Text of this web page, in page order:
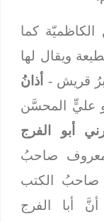
كما
ويقال لها
قريش -أذانُ
عليٍّ المحسَّن
أبو الفرج
صاحبُ
صاحبُ الكتب
أبا الفرج